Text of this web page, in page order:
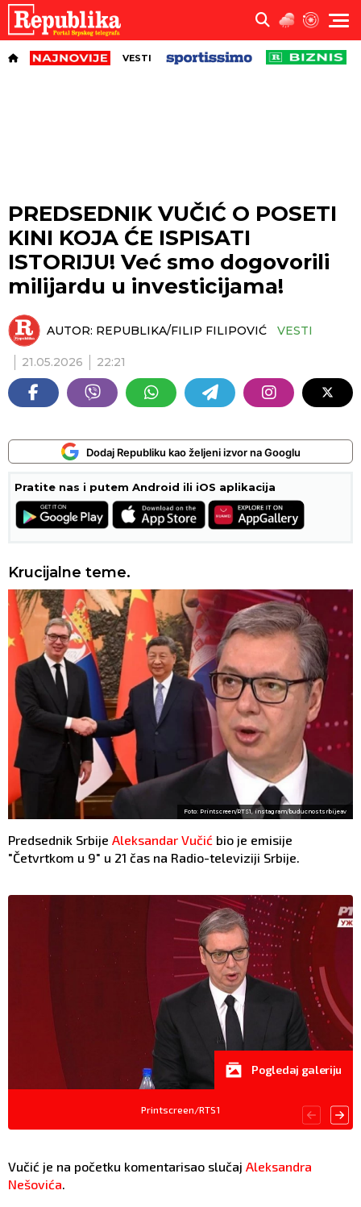
VESTI
PREDSEDNIK VUČIĆ O POSETI
KINI KOJA ĆE ISPISATI
ISTORIJU! Već smo dogovorili
milijardu u investicijama!
AUTOR: REPUBLIKA/FILIP FILIPOVIĆ VESTI
21.05.2026 22:21
Dodaj Republiku kao željeni izvor na Googlu
Pratite nas i putem Android ili iOS aplikacija
Krucijalne teme.
Foto: Printscreen/RTS1, instagram/buducnostsrbijeav
Predsednik Srbije Aleksandar Vučić bio je emisije
"Četvrtkom u 9" u 21 čas na Radio-televiziji Srbije.
Printscreen/RTS1
Pogledaj galeriju
Vučić je na početku komentarisao slučaj Aleksandra
Nešovića.